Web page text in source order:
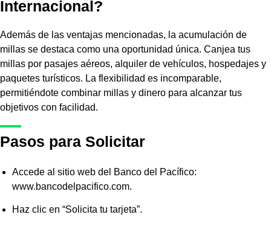
Internacional?
Además de las ventajas mencionadas, la acumulación de
millas se destaca como una oportunidad única. Canjea tus
millas por pasajes aéreos, alquiler de vehículos, hospedajes y
paquetes turísticos. La flexibilidad es incomparable,
permitiéndote combinar millas y dinero para alcanzar tus
objetivos con facilidad.
Pasos para Solicitar
Accede al sitio web del Banco del Pacífico:
www.bancodelpacifico.com.
Haz clic en “Solicita tu tarjeta”.